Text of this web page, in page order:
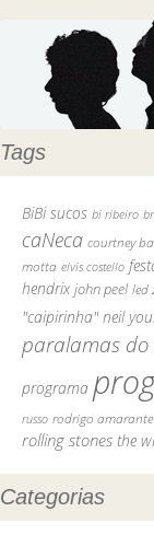
Tags
BiBi sucos bi ribeiro
caNeca courtney
motta elvis costello
hendrix john peel led
"caipirinha" neil
paralamas do
programa
russo rodrigo amarante
rolling stones the
Categorias